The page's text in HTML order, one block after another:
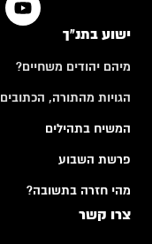
ישוע בתנ"ך
מיהם יהודים משחיים?
הגויות מהתורה, הכתובים
המשיח בתהילים
פרשת השבוע
מהי חזרה בתשובה?
צרו קשר